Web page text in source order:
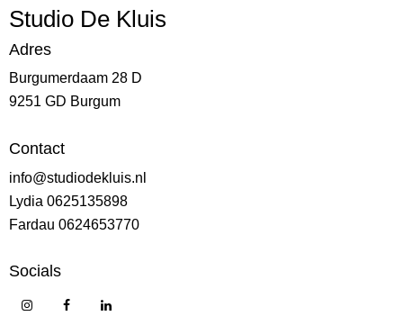
Studio De Kluis
Adres
Burgumerdaam 28 D
9251 GD Burgum
Contact
info@studiodekluis.nl
Lydia 0625135898
Fardau 0624653770
Socials